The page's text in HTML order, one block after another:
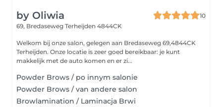
by Oliwia
10
69, Bredaseweg Terheijden 4844CK
Welkom bij onze salon, gelegen aan Bredaseweg 69,4844CK
Terheijden. Onze locatie is zeer goed bereikbaar: je kunt
makkelijk met de auto komen en er zi...
Powder Brows / po innym salonie
Powder Brows / van andere salon
Browlamination / Laminacja Brwi